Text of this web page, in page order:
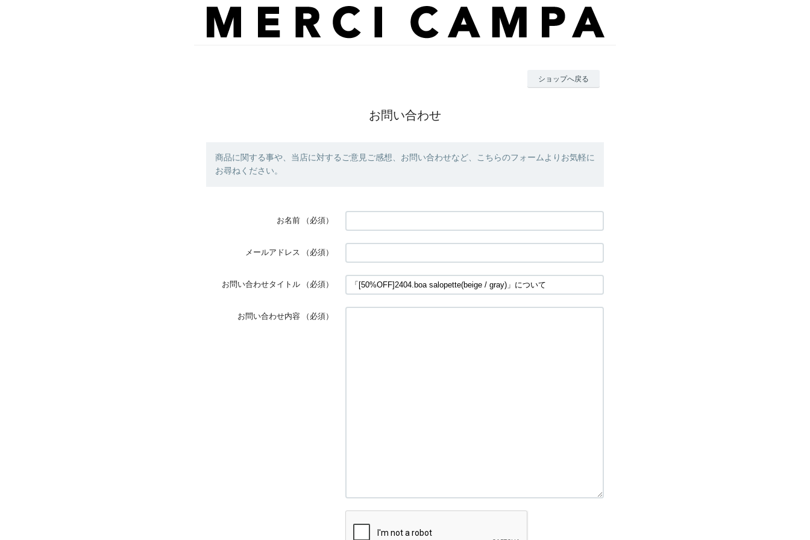
ショップへ戻る
お問い合わせ
商品に関する事や、当店に対するご意見ご感想、お問い合わせなど、こちらのフォームよりお気軽に
お尋ねください。
お名前 （必須）
メールアドレス （必須）
お問い合わせタイトル （必須）
お問い合わせ内容 （必須）